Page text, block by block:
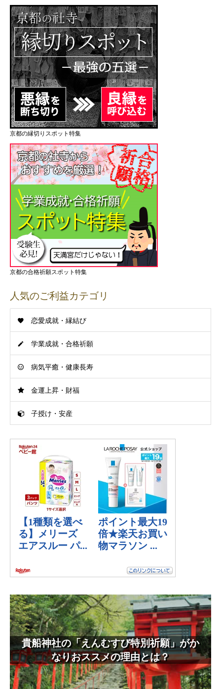
京都の縁切りスポット特集
京都の合格祈願スポット特集
人気のご利益カテゴリ
恋愛成就・縁結び
学業成就・合格祈願
病気平癒・健康長寿
金運上昇・財福
子授け・安産
貴船神社の「えんむすび特別祈願」がか
なりおススメの理由とは？